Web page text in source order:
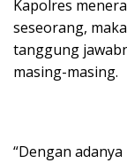
Kapolres
seseorang,
tanggung
masing-masing.
“Dengan